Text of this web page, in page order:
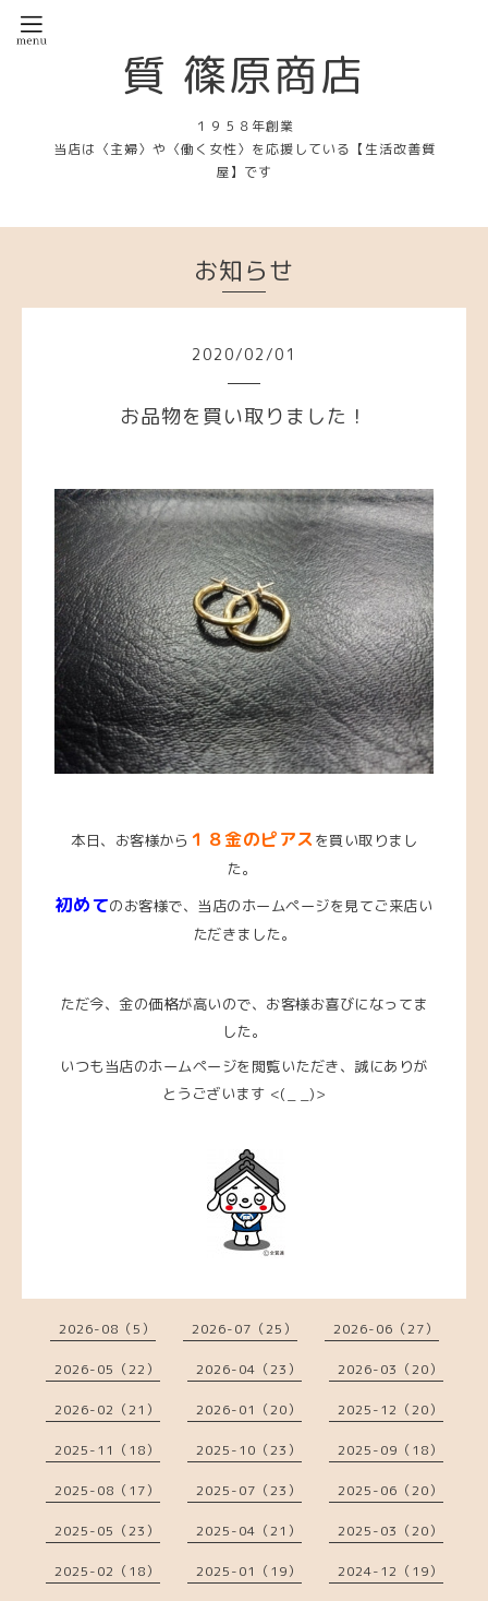
質 篠原商店
１９５８年創業
当店は〈主婦〉や〈働く女性〉を応援している【生活改善質
屋】です
お知らせ
2020/02/01
お品物を買い取りました！
本日、お客様から １８金のピアスを買い取りまし
た。
初めてのお客様で、当店のホームページを見てご来店い
ただきました。
ただ今、金の価格が高いので、お客様お喜びになってま
した。
いつも当店のホームページを閲覧いただき、 誠にありが
とうございます <(_ _)>
2026-08（5） 2026-07（25） 2026-06（27）
2026-05（22） 2026-04（23） 2026-03（20）
2026-02（21） 2026-01（20） 2025-12（20）
2025-11（18） 2025-10（23） 2025-09（18）
2025-08（17） 2025-07（23） 2025-06（20）
2025-05（23） 2025-04（21） 2025-03（20）
2025-02（18） 2025-01（19） 2024-12（19）